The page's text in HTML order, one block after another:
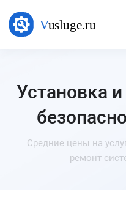
Установка
Средние цены на
ремонт